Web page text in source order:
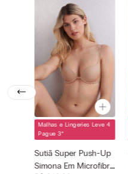
Cor selecionada
Bege - 044 -
Soft Beige
Tamanho
—
Malhas e Lingeries Leve 4
Pague 3*
Sutiã Super Push-Up
Simona Em Microfibra